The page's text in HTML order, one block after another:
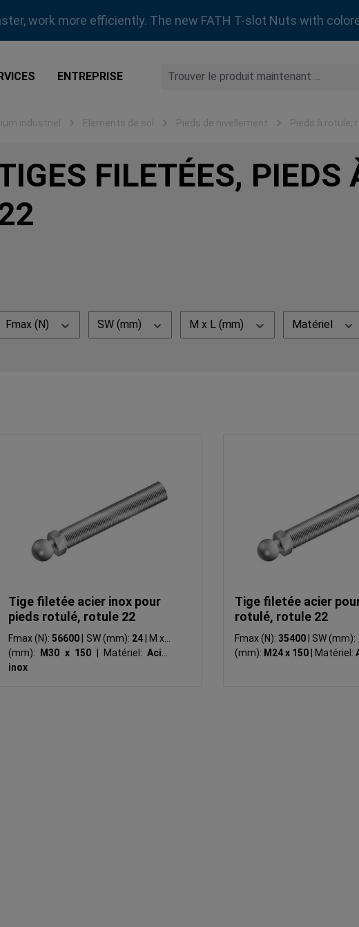
work more efficiently. The new FATH T-slot Nuts with
ENTREPRISE
industriel Elements de sol Pieds de nivellement Pieds à rotule,
FILETÉES, PIEDS
Fmax (N) SW (mm) M x L (mm) Matériel
Tige filetée acier inox pour
pieds rotulé, rotule 22
Fmax (N):56600 SW (mm): 24
M x L
(mm):
M30 x 150 Matériel:Acier
inox
Tige filetée acier
rotulé, rotule 22
Fmax (N): 35400 SW (mm):
(mm): M24 x 150 Matériel: